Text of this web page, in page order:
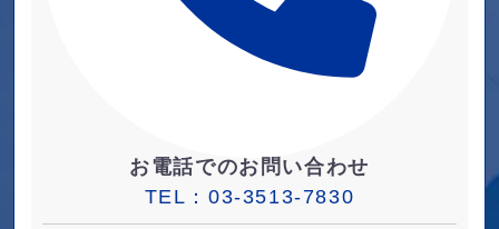
お電話でのお問い合わせ
TEL：03-3513-7830